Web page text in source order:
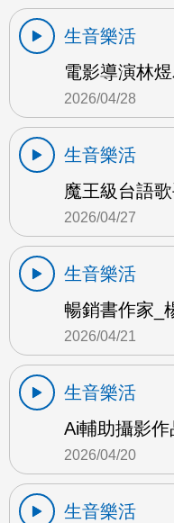
生音樂活
電影導演林
2026/04/28
生音樂活
魔王級台語
2026/04/27
生音樂活
暢銷書作家_
2026/04/21
生音樂活
Ai輔助攝影
2026/04/20
生音樂活